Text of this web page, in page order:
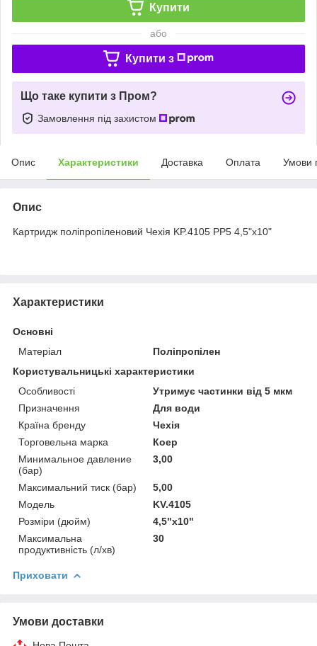
Купити
або
Купити з
Що таке купити з Пром?
Замовлення під захистом
Опис Характеристики Доставка Оплата Умови
Опис
Картридж поліпропіленовий Чехія KP.4105 PP5 4,5"x10"
Характеристики
Основні
Матеріал
Поліпропілен
Користувальницькі характеристики
Особливості
Утримує частинки від 5 мкм
Призначення
Для води
Країна бренду
Чехія
Торговельна марка
Коер
Минимальное давление
(бар)
3,00
Максимальний тиск (бар)
5,00
Мoдель
KV.4105
Розміри (дюйм)
4,5"х10"
Максимальна
продуктивність (л/хв)
30
Приховати
Умови доставки